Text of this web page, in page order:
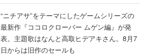
“ニチアサ”をテーマにしたゲームシリーズの
最新作『ココロクローバー ムゲン編』が発
表。主題歌はなんと高取ヒデアキさん。8月7
日からは旧作のセールも